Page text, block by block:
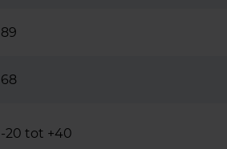
89
68
-20 tot +40